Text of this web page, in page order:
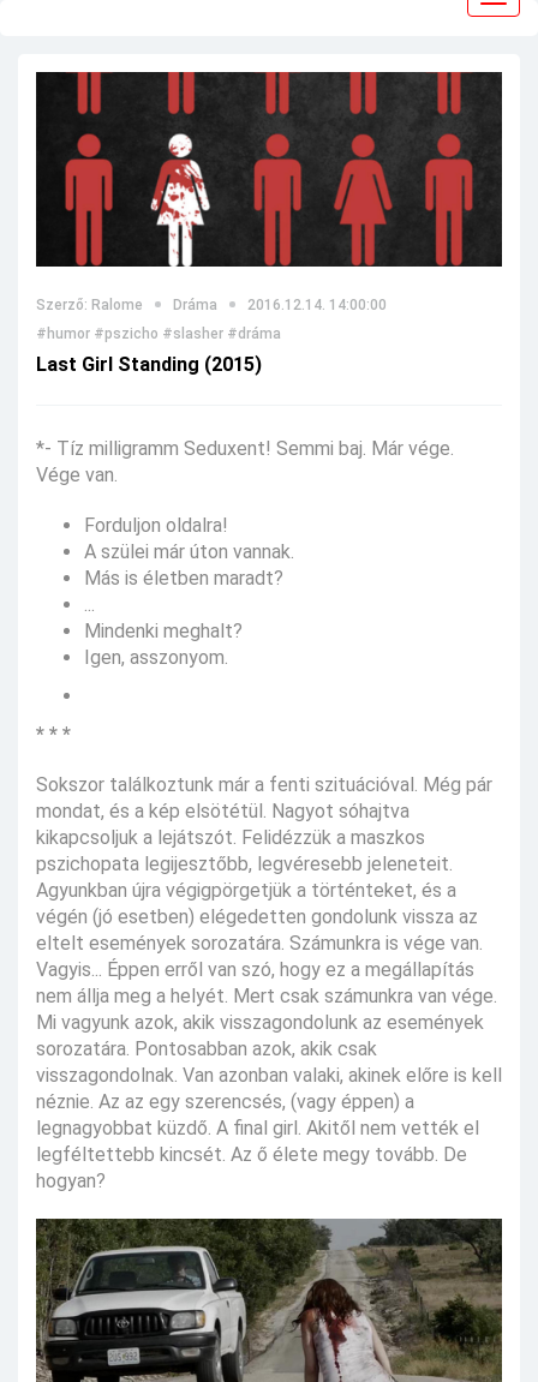
Szerző: Ralome Dráma
2016.12.14. 14:00:00
#humor #pszicho #slasher #dráma
Last Girl Standing (2015)
*- Tíz milligramm Seduxent! Semmi baj. Már vége.
Vége van.
Forduljon oldalra!
A szülei már úton vannak.
Más is életben maradt?
...
Mindenki meghalt?
Igen, asszonyom.
* * *
Sokszor találkoztunk már a fenti szituációval. Még pár
mondat, és a kép elsötétül. Nagyot sóhajtva
kikapcsoljuk a lejátszót. Felidézzük a maszkos
pszichopata legijesztőbb, legvéresebb jeleneteit.
Agyunkban újra végigpörgetjük a történteket, és a
végén (jó esetben) elégedetten gondolunk vissza az
eltelt események sorozatára. Számunkra is vége van.
Vagyis... Éppen erről van szó, hogy ez a megállapítás
nem állja meg a helyét. Mert csak számunkra van vége.
Mi vagyunk azok, akik visszagondolunk az események
sorozatára. Pontosabban azok, akik csak
visszagondolnak. Van azonban valaki, akinek előre is kell
néznie. Az az egy szerencsés, (vagy éppen) a
legnagyobbat küzdő. A final girl. Akitől nem vették el
legféltettebb kincsét. Az ő élete megy tovább. De
hogyan?